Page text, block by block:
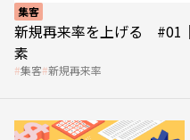
新規再来率を上げる #01
素
集客